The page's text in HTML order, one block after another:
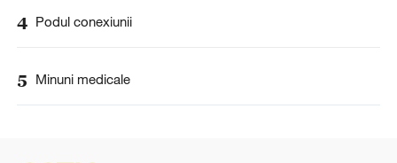
4 Podul conexiunii
5 Minuni medicale